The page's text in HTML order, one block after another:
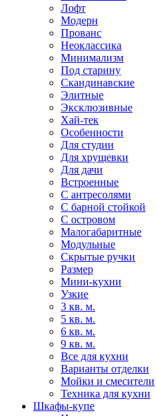
Лофт
Модерн
Прованс
Неоклассика
Минимализм
Под старину
Скандинавские
Элитные
Эксклюзивные
Хай-тек
Особенности
Для студии
Для хрущевки
Для дачи
Встроенные
С антресолями
С барной стойкой
С островом
Малогабаритные
Модульные
Скрытые ручки
Размер
Мини-кухни
Узкие
3 кв. м.
5 кв. м.
6 кв. м.
9 кв. м.
Все для кухни
Варианты отделки
Мойки и смесители
Техника для кухни
Шкафы-купе